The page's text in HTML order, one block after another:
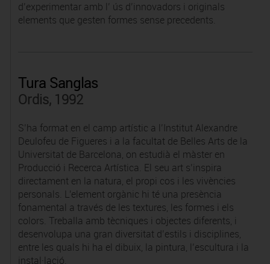
d’experimentar amb l’ ús d’innovadors i originals
elements que gesten formes sense precedents.
Tura Sanglas
Ordis, 1992
S’ha format en el camp artístic a l’Institut Alexandre
Deulofeu de Figueres i a la facultat de Belles Arts de la
Universitat de Barcelona, on estudià el màster en
Producció i Recerca Artística. El seu art s’inspira
directament en la natura, el propi cos i les vivències
personals. L'element orgànic hi té una presència
fonamental a través de les textures, les formes i els
colors. Treballa amb tècniques i objectes diferents, i
desenvolupa una gran diversitat d’estils i disciplines,
entre les quals hi ha el dibuix, la pintura, l’escultura i la
instal·lació.